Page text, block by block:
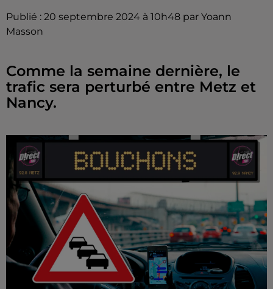
Publié : 20 septembre 2024 à 10h48 par Yoann
Masson
Comme la semaine dernière, le
trafic sera perturbé entre Metz et
Nancy.